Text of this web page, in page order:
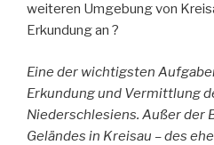
weiteren Umgebung von
Erkundung an ?
Eine der wichtigsten
Erkundung und Vermittlung
Niederschlesiens. Außer der
Geländes in Kreisau – des